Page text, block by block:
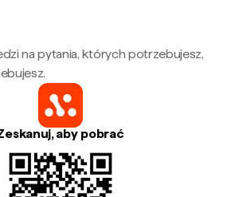
na pytania, których potrzebujesz,
aby pobrać